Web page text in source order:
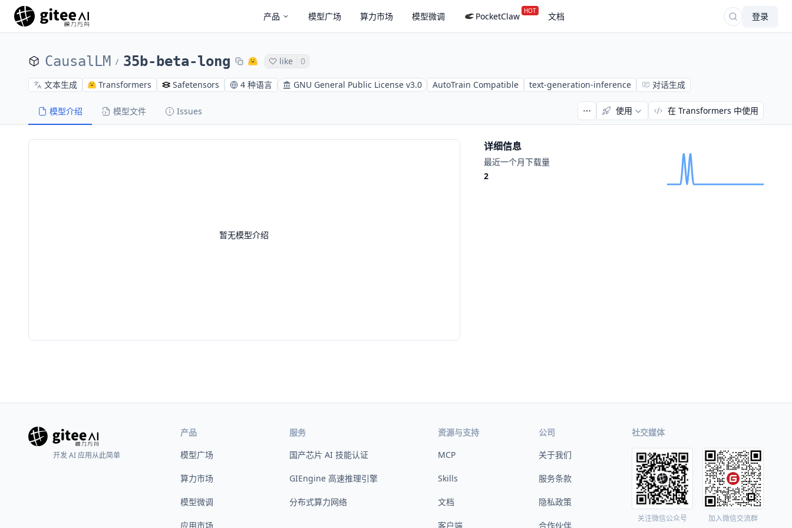
产品 模型广场 算力市场 模型微调 PocketClaw HOT 文档 登录
CausalLM / 35b-beta-long like 0
文本生成 Transformers Safetensors 4 种语言 GNU General Public License v3.0 AutoTrain Compatible text-generation-inference 对话生成
模型介绍 模型文件 Issues 使用 在 Transformers 中使用
暂无模型介绍
详细信息
最近一个月下载量
2
开发 AI 应用从此简单
产品
模型广场
算力市场
模型微调
应用市场
服务
国产芯片 AI 技能认证
GIEngine 高速推理引擎
分布式算力网络
资源与支持
MCP
Skills
文档
客户端
公司
关于我们
服务条款
隐私政策
合作伙伴
社交媒体
关注微信公众号 加入微信交流群